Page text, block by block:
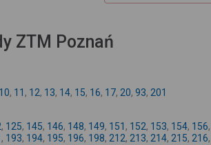
ZTM Poznań
10, 11 , 12, 13, 14, 15, 16, 17, 20, 93, 201
, 125, 145, 146, 148, 149, 151 , 152, 153, 154, 156
, 193, 194, 195, 196, 198, 212, 213, 214, 215, 216